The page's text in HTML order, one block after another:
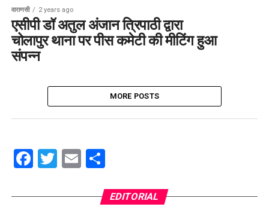
वाराणसी 2 years ago
एसीपी डॉ अतुल अंजान त्रिपाठी द्वारा
चोलापुर थाना पर पीस कमेटी की मीटिंग हुआ
संपन्न
MORE POSTS
Facebook
Twitter
EmailShare
EDITORIAL